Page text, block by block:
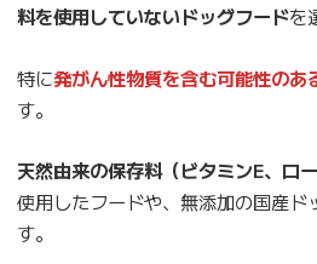
料を使用していないドッグフードを
特に発がん性物質を含む可能性のあ
す。
天然由来の保存料（ビタミンE、ロ
使用したフードや、無添加の国産ド
す。